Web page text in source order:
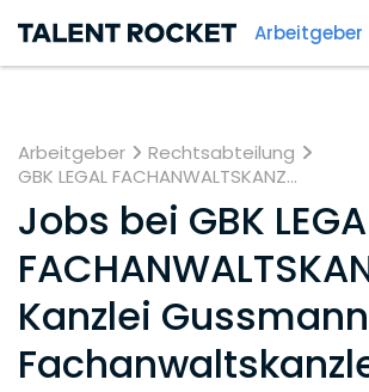
Arbeitgeber
Arbeitgeber
Rechtsabteilung
GBK LEGAL FACHANWALTSKANZ...
Jobs bei GBK
Kanzlei Gussmann